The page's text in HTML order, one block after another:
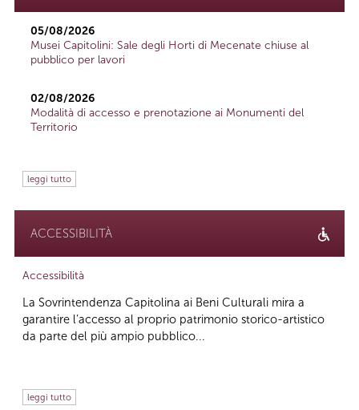
05/08/2026
Musei Capitolini: Sale degli Horti di Mecenate chiuse al
pubblico per lavori
02/08/2026
Modalità di accesso e prenotazione ai Monumenti del
Territorio
leggi tutto
ACCESSIBILITÀ
Accessibilità
La Sovrintendenza Capitolina ai Beni Culturali mira a
garantire l’accesso al proprio patrimonio storico-artistico
da parte del più ampio pubblico...
leggi tutto